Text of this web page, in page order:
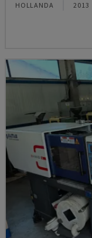
HOLLANDA 2013